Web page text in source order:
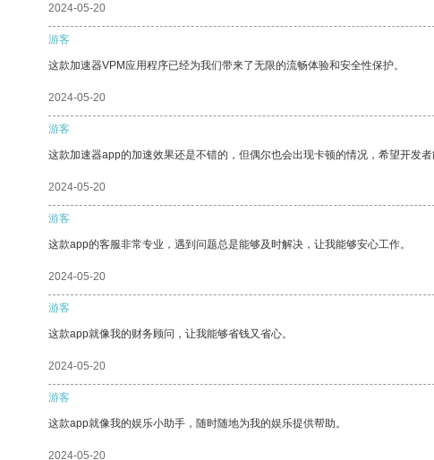
2024-05-20
游客
这款加速器VPM应用程序已经为我们带来了无限的流畅体验和安全性保护。
2024-05-20
游客
这款加速器app的加速效果还是不错的，但偶尔也会出现卡顿的情况，希望开发者
2024-05-20
游客
这款app的客服非常专业，遇到问题总是能够及时解决，让我能够安心工作。
2024-05-20
游客
这款app就像我的财务顾问，让我能够省钱又省心。
2024-05-20
游客
这款app就像我的娱乐小助手，随时随地为我的娱乐提供帮助。
2024-05-20